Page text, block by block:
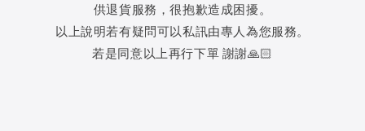
供退貨服務，很抱歉造成困擾。
以上說明若有疑問可以私訊由專人為您服務。
若是同意以上再行下單 謝謝🙏🏻